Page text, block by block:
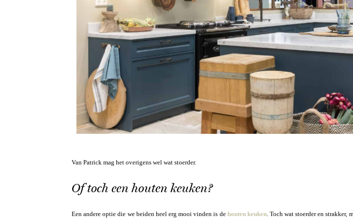
Van Patrick mag het overigens wel wat stoerder.
Of toch een houten keuken?
Een andere optie die we beiden heel erg mooi vinden is de houten keuken. Toch wat stoerder en strakker,